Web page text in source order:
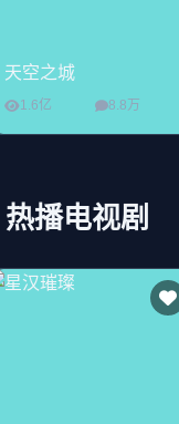
天空之城
1.6亿 8.8万
热播电视剧